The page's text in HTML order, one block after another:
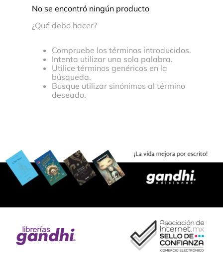
No se encontró ningún producto
¿Qué debo hacer?
Compruebe los términos introducidos.
Intenta utilizar una sola palabra.
Utilice términos genéricos en la
búsqueda.
Busque utilizar sinónimos al término
deseado.